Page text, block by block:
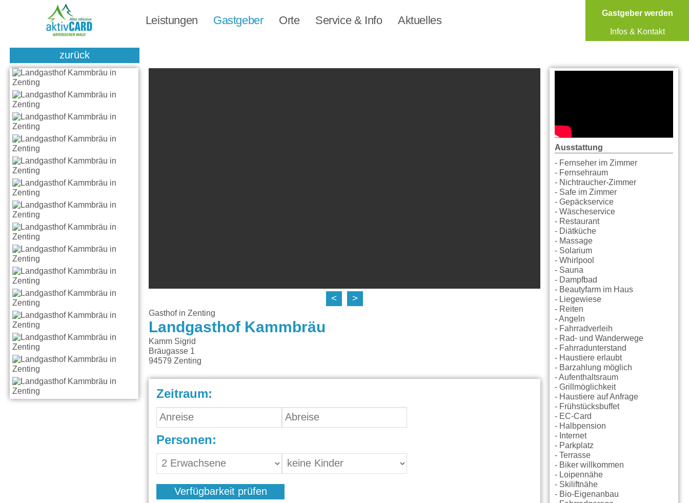
Leistungen Gastgeber Orte Service & Info Aktuelles
Gastgeber werden
Infos & Kontakt
zurück
< >
Gasthof in Zenting
Landgasthof Kammbräu
Kamm Sigrid
Bräugasse 1
94579 Zenting
Zeitraum:
Personen:
Verfügbarkeit prüfen
Ausstattung
- Fernseher im Zimmer
- Fernsehraum
- Nichtraucher-Zimmer
- Safe im Zimmer
- Gepäckservice
- Wäscheservice
- Restaurant
- Diätküche
- Massage
- Solarium
- Whirlpool
- Sauna
- Dampfbad
- Beautyfarm im Haus
- Liegewiese
- Reiten
- Angeln
- Fahrradverleih
- Rad- und Wanderwege
- Fahrradunterstand
- Haustiere erlaubt
- Barzahlung möglich
- Aufenthaltsraum
- Grillmöglichkeit
- Haustiere auf Anfrage
- Frühstücksbuffet
- EC-Card
- Halbpension
- Internet
- Parkplatz
- Terrasse
- Biker willkommen
- Loipennähe
- Skiliftnähe
- Bio-Eigenanbau